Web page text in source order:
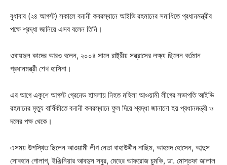
বুধাবার (২৪ আগস্ট) সকালে বনানী কবরস্থানে আইভি রহমানের সমাধিতে প্রধানমন্ত্রীর
পক্ষে শ্রদ্ধা জানিয়ে এসব বলেন তিনি।
ওবায়দুল কাদের আরও বলেন, ২০০৪ সালে রাষ্ট্রীয় সন্ত্রাসের লক্ষ্য ছিলেন বর্তমান
প্রধানমন্ত্রী শেখ হাসিনা।
এর আগে একুশে আগস্ট গ্রেনেড হামলায় নিহত মহিলা আওয়ামী লীগের সভাপতি আইভি
রহমানের মৃত্যু বার্ষিকীতে বনানী কবরস্থানে ফুল দিয়ে শ্রদ্ধা জানানো হয় প্রধানমন্ত্রী ও
দলের পক্ষ থেকে।
এসময় উপস্থিত ছিলেন আওয়ামী লীগ নেতা বাহাউদ্দীন নাছিম, আহমদ হোসেন, আব্দুস
সোবহান গোলাপ, ইঞ্জিনিয়ার আবদুস সবুর, মেহের আফরোজ চুমকি, ডা. মোস্তফা জালাল